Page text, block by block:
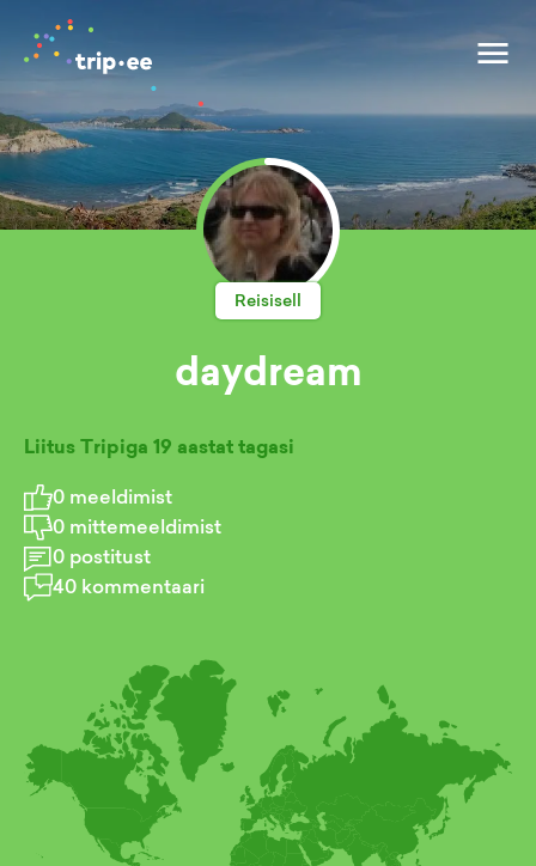
Reisisell
daydream
Liitus Tripiga 19 aastat tagasi
0 meeldimist
0 mittemeeldimist
0 postitust
40 kommentaari